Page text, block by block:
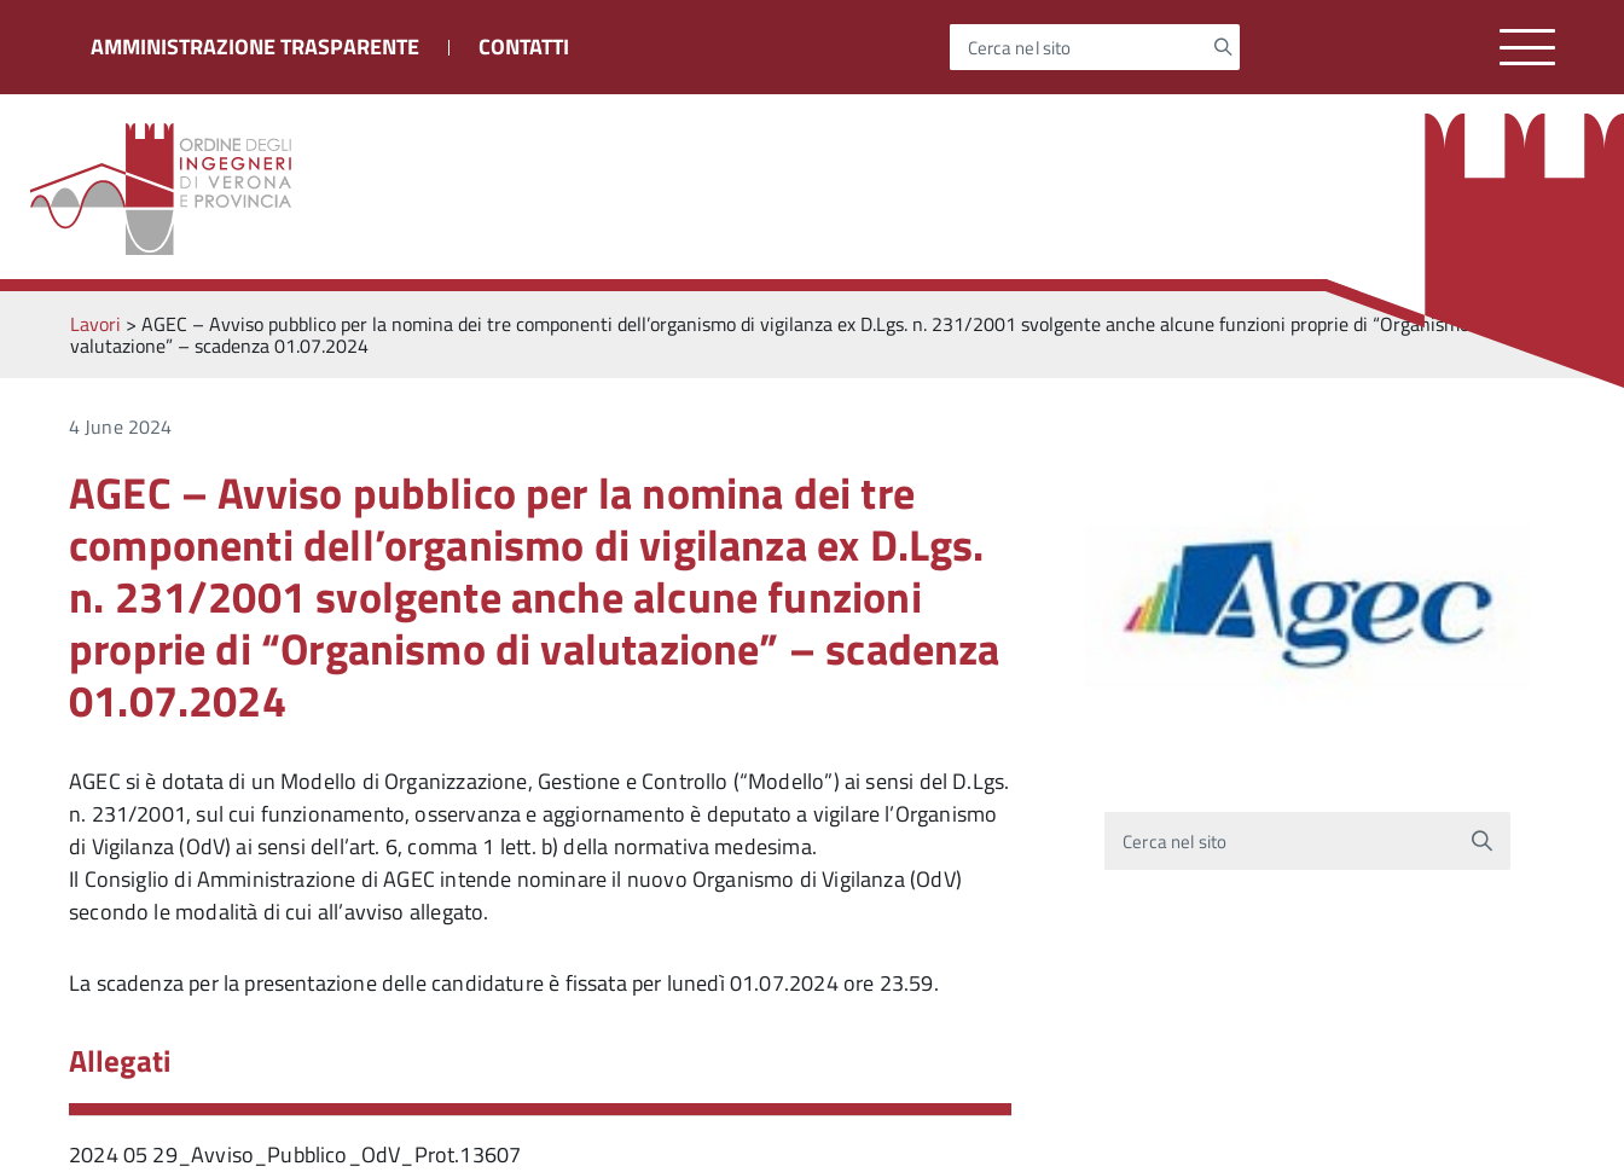
AMMINISTRAZIONE TRASPARENTE CONTATTI Cerca nel sito
Lavori > AGEC – Avviso pubblico per la nomina dei tre componenti dell’organismo di vigilanza ex D.Lgs. n. 231/2001 svolgente anche alcune funzioni proprie di “Organismo di
valutazione” – scadenza 01.07.2024
4 June 2024
AGEC – Avviso pubblico per la nomina dei tre
componenti dell’organismo di vigilanza ex D.Lgs.
n. 231/2001 svolgente anche alcune funzioni
proprie di “Organismo di valutazione” – scadenza
01.07.2024
AGEC si è dotata di un Modello di Organizzazione, Gestione e Controllo (“Modello”) ai sensi del D.Lgs.
n. 231/2001, sul cui funzionamento, osservanza e aggiornamento è deputato a vigilare l’Organismo
di Vigilanza (OdV) ai sensi dell’art. 6, comma 1 lett. b) della normativa medesima.
Il Consiglio di Amministrazione di AGEC intende nominare il nuovo Organismo di Vigilanza (OdV)
secondo le modalità di cui all’avviso allegato.
La scadenza per la presentazione delle candidature è fissata per lunedì 01.07.2024 ore 23.59.
Allegati
2024 05 29_Avviso_Pubblico_OdV_Prot.13607
Cerca nel sito